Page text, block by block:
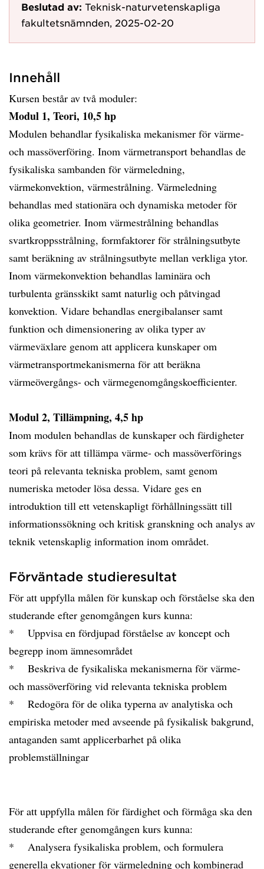
Beslutad av: Teknisk-naturvetenskapliga
fakultetsnämnden, 2025-02-20
Innehåll
Kursen består av två moduler:
Modul 1, Teori, 10,5 hp
Modulen behandlar fysikaliska mekanismer för värme-
och massöverföring. Inom värmetransport behandlas de
fysikaliska sambanden för värmeledning,
värmekonvektion, värmestrålning. Värmeledning
behandlas med stationära och dynamiska metoder för
olika geometrier. Inom värmestrålning behandlas
svartkroppsstrålning, formfaktorer för strålningsutbyte
samt beräkning av strålningsutbyte mellan verkliga ytor.
Inom värmekonvektion behandlas laminära och
turbulenta gränsskikt samt naturlig och påtvingad
konvektion. Vidare behandlas energibalanser samt
funktion och dimensionering av olika typer av
värmeväxlare genom att applicera kunskaper om
värmetransportmekanismerna för att beräkna
värmeövergångs- och värmegenomgångskoefficienter.
Modul 2, Tillämpning, 4,5 hp
Inom modulen behandlas de kunskaper och färdigheter
som krävs för att tillämpa värme- och massöverförings
teori på relevanta tekniska problem, samt genom
numeriska metoder lösa dessa. Vidare ges en
introduktion till ett vetenskapligt förhållningssätt till
informationssökning och kritisk granskning och analys av
teknik vetenskaplig information inom området.
Förväntade studieresultat
För att uppfylla målen för kunskap och förståelse ska den
studerande efter genomgången kurs kunna:
* Uppvisa en fördjupad förståelse av koncept och
begrepp inom ämnesområdet
* Beskriva de fysikaliska mekanismerna för värme-
och massöverföring vid relevanta tekniska problem
* Redogöra för de olika typerna av analytiska och
empiriska metoder med avseende på fysikalisk bakgrund,
antaganden samt applicerbarhet på olika
problemställningar
För att uppfylla målen för färdighet och förmåga ska den
studerande efter genomgången kurs kunna:
* Analysera fysikaliska problem, och formulera
generella ekvationer för värmeledning och kombinerad